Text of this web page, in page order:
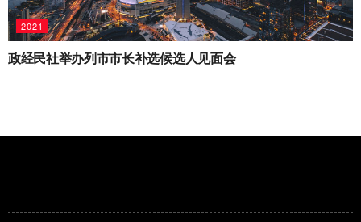
2021
政经民社举办列市市长补选候选人见面会